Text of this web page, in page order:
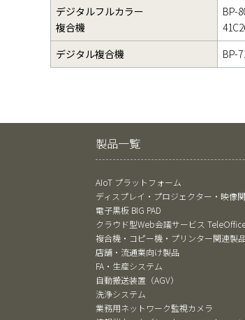
デジタルフルカラー
複合機
BP-
デジタル複合機
BP-
製品一覧
AIoT プラットフォーム
ディスプレイ・プロジェクター・映像
電子黒板 BIG PAD
クラウド型Web会議サービス
複合機・コピー機・プリンター関連製
店舗・流通業向け製品
FA・生産システム
自動搬送装置（AGV）
洗浄システム
業務用ネットワーク監視カメラ